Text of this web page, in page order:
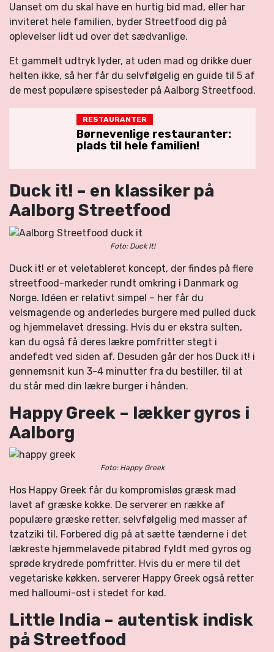
Uanset om du skal have en hurtig bid mad, eller har
inviteret hele familien, byder Streetfood dig på
oplevelser lidt ud over det sædvanlige.
Et gammelt udtryk lyder, at uden mad og drikke duer
helten ikke, så her får du selvfølgelig en guide til 5 af
de mest populære spisesteder på Aalborg Streetfood.
RESTAURANTER
Børnevenlige restauranter:
plads til hele familien!
Duck it! – en klassiker på
Aalborg Streetfood
Foto: Duck It!
Duck it! er et veletableret koncept, der findes på flere
streetfood-markeder rundt omkring i Danmark og
Norge. Idéen er relativt simpel – her får du
velsmagende og anderledes burgere med pulled duck
og hjemmelavet dressing. Hvis du er ekstra sulten,
kan du også få deres lækre pomfritter stegt i
andefedt ved siden af. Desuden går der hos Duck it! i
gennemsnit kun 3-4 minutter fra du bestiller, til at
du står med din lækre burger i hånden.
Happy Greek – lækker gyros i
Aalborg
Foto: Happy Greek
Hos Happy Greek får du kompromisløs græsk mad
lavet af græske kokke. De serverer en række af
populære græske retter, selvfølgelig med masser af
tzatziki til. Forbered dig på at sætte tænderne i det
lækreste hjemmelavede pitabrød fyldt med gyros og
sprøde krydrede pomfritter. Hvis du er mere til det
vegetariske køkken, serverer Happy Greek også retter
med halloumi-ost i stedet for kød.
Little India – autentisk indisk
på Streetfood